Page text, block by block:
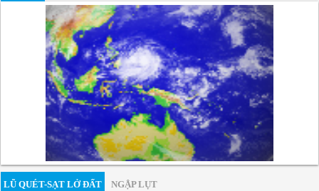
LŨ QUÉT-SẠT LỞ ĐẤT NGẬP LỤT